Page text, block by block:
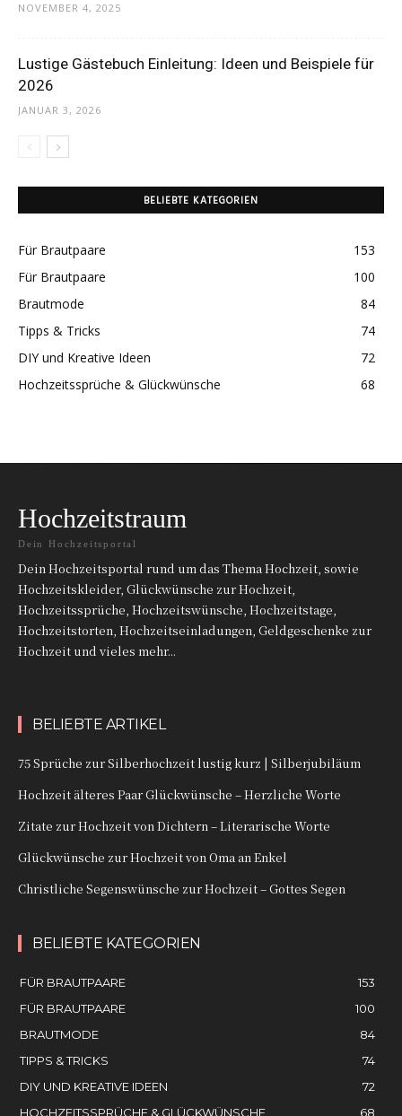
NOVEMBER 4, 2025
Lustige Gästebuch Einleitung: Ideen und Beispiele für
2026
JANUAR 3, 2026
BELIEBTE KATEGORIEN
Für Brautpaare
153
Für Brautpaare
100
Brautmode
84
Tipps & Tricks
74
DIY und Kreative Ideen
72
Hochzeitssprüche & Glückwünsche
68
Hochzeitstraum
Dein Hochzeitsportal
Dein Hochzeitsportal rund um das Thema Hochzeit, sowie
Hochzeitskleider, Glückwünsche zur Hochzeit,
Hochzeitssprüche, Hochzeitswünsche, Hochzeitstage,
Hochzeitstorten, Hochzeitseinladungen, Geldgeschenke zur
Hochzeit und vieles mehr...
BELIEBTE ARTIKEL
75 Sprüche zur Silberhochzeit lustig kurz | Silberjubiläum
Hochzeit älteres Paar Glückwünsche – Herzliche Worte
Zitate zur Hochzeit von Dichtern – Literarische Worte
Glückwünsche zur Hochzeit von Oma an Enkel
Christliche Segenswünsche zur Hochzeit – Gottes Segen
BELIEBTE KATEGORIEN
FÜR BRAUTPAARE
153
FÜR BRAUTPAARE
100
BRAUTMODE
84
TIPPS & TRICKS
74
DIY UND KREATIVE IDEEN
72
HOCHZEITSSPRÜCHE & GLÜCKWÜNSCHE
68